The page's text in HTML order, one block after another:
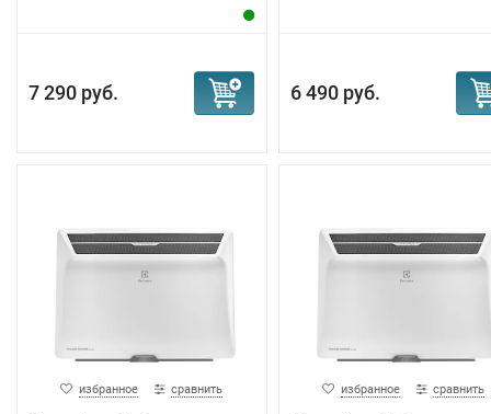
дополнить электрический конвектор ножками или
Как видите, Electrolux сделал все, чтобы сделать
в более "умном" и энергоэффективном доме.
7 290 руб. 6 490 руб.
избранное сравнить избранное сравнить